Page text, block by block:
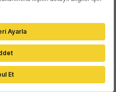
Reklam